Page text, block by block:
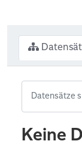
Keine